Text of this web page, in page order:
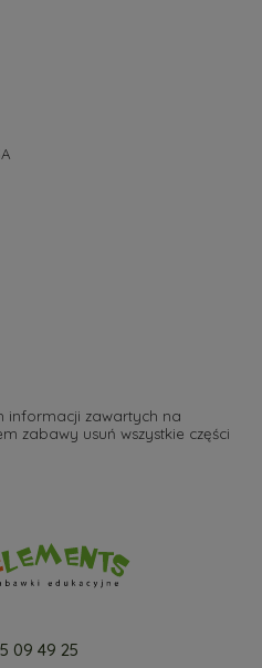
informacji zawartych na
zabawy usuń wszystkie części
09 49 25